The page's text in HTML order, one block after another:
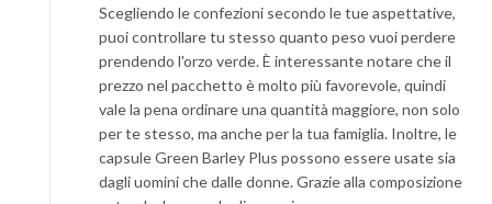
Scegliendo le confezioni secondo le tue aspettative,
puoi controllare tu stesso quanto peso vuoi perdere
prendendo l'orzo verde. È interessante notare che il
prezzo nel pacchetto è molto più favorevole, quindi
vale la pena ordinare una quantità maggiore, non solo
per te stesso, ma anche per la tua famiglia. Inoltre, le
capsule Green Barley Plus possono essere usate sia
dagli uomini che dalle donne. Grazie alla composizione